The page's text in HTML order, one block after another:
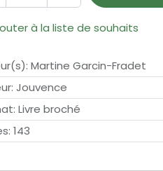
à la liste de souhaits
: Martine Garcin-Fradet
: Jouvence
: Livre broché
: 143